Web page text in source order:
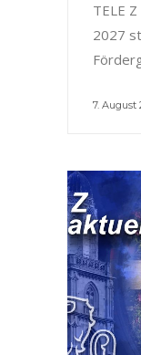
TELE
2027
7. August